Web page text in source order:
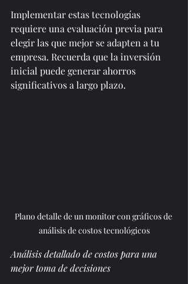
Implementar estas tecnologías
requiere una evaluación previa para
elegir las que mejor se adapten a tu
empresa. Recuerda que la inversión
inicial puede generar ahorros
significativos a largo plazo.
Plano detalle de un monitor con gráficos de
análisis de costos tecnológicos
Análisis detallado de costos para una
mejor toma de decisiones